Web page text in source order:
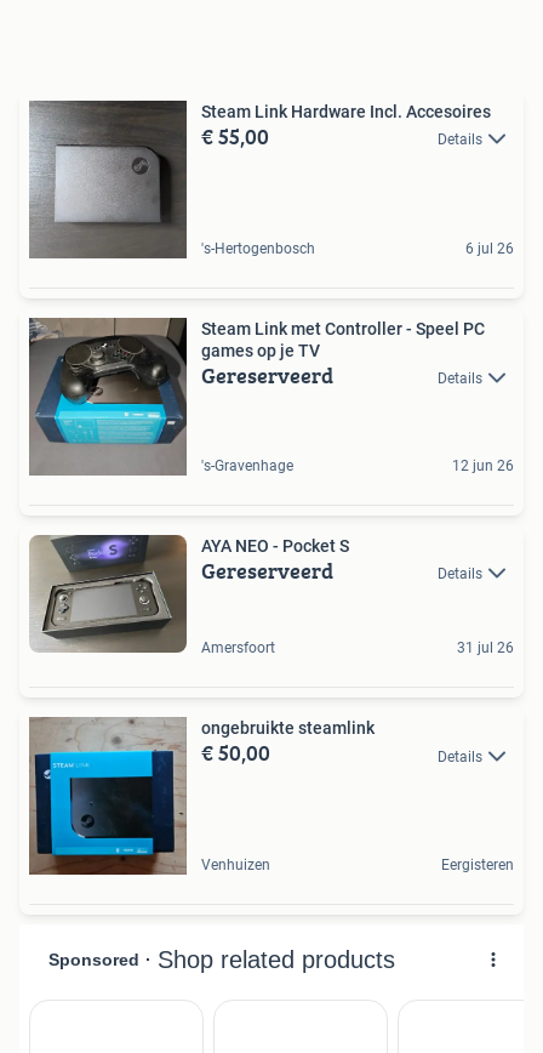
Steam Link Hardware Incl. Accesoires
€ 55,00 Details
's-Hertogenbosch 6 jul 26
Steam Link met Controller - Speel PC
games op je TV
Gereserveerd Details
's-Gravenhage 12 jun 26
AYA NEO - Pocket S
Gereserveerd Details
Amersfoort 31 jul 26
ongebruikte steamlink
€ 50,00 Details
Venhuizen Eergisteren